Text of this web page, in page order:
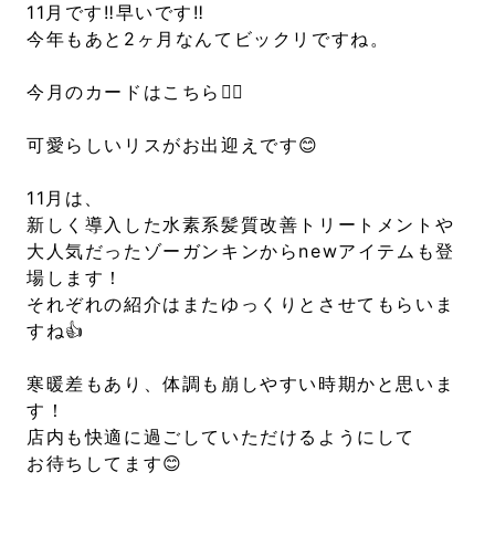
11月です‼︎早いです‼︎
今年もあと2ヶ月なんてビックリですね。
今月のカードはこちら💁‍♀️
可愛らしいリスがお出迎えです😊
11月は、
新しく導入した水素系髪質改善トリートメントや
大人気だったゾーガンキンからnewアイテムも登
場します！
それぞれの紹介はまたゆっくりとさせてもらいま
すね👍
寒暖差もあり、体調も崩しやすい時期かと思いま
す！
店内も快適に過ごしていただけるようにして
お待ちしてます😊